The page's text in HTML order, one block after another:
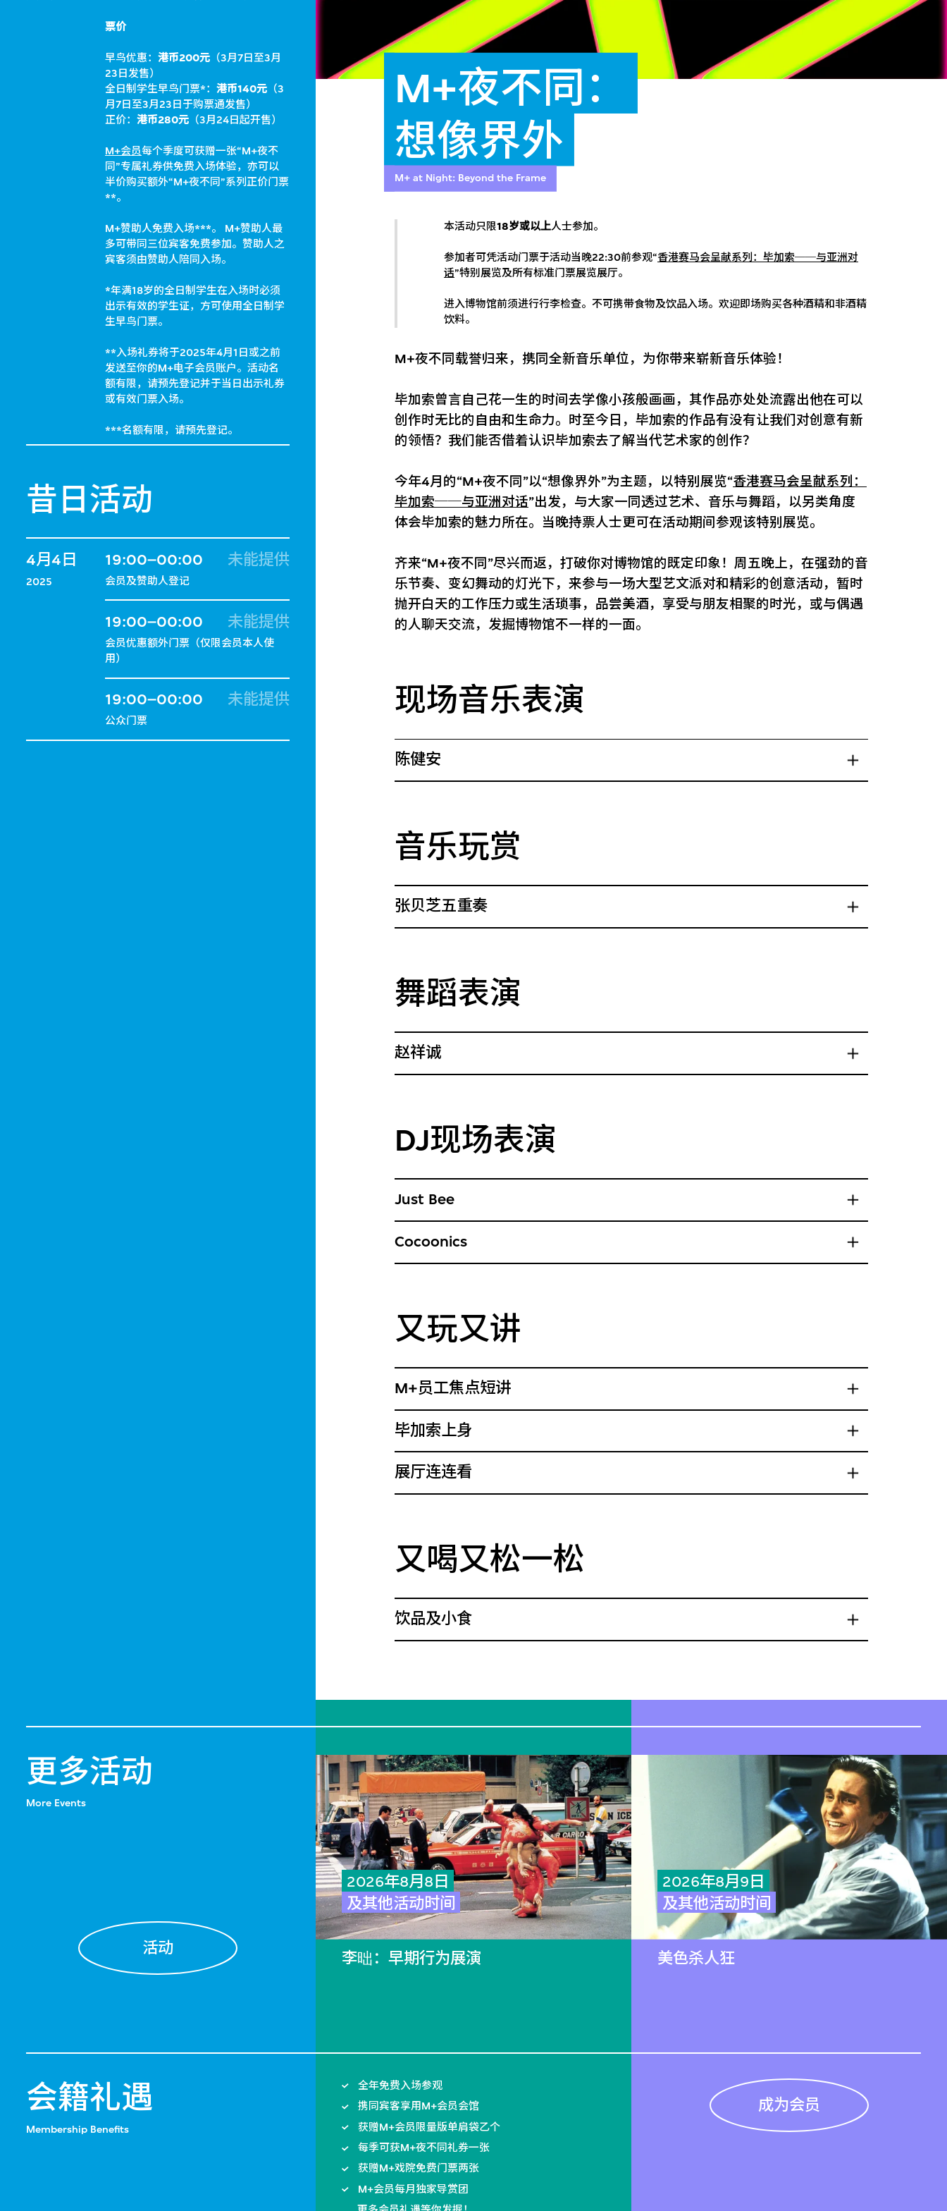
票价
早鸟优惠：港币200元 （3月7日至3月
23日发售）
全日制学生早鸟门票*：港币140元 （3
月7日至3月23日于购票通发售）
正价：港币280元 （3月24日起开售）
M+会员每个季度可获赠一张“M+夜不
同”专属礼券供免费入场体验，亦可以
半价购买额外“M+夜不同”系列正价门票
**。
M+赞助人免费入场***。 M+赞助人最
多可带同三位宾客免费参加。赞助人之
宾客须由赞助人陪同入场。
*年满18岁的全日制学生在入场时必须
出示有效的学生证，方可使用全日制学
生早鸟门票。
**入场礼券将于2025年4月1日或之前
发送至你的M+电子会员账户。活动名
额有限，请预先登记并于当日出示礼券
或有效门票入场。
***名额有限，请预先登记。
昔日活动
4月4日
2025
19:00–00:00 未能提供
会员及赞助人登记
19:00–00:00 未能提供
会员优惠额外门票（仅限会员本人使
用）
19:00–00:00 未能提供
公众门票
M+夜不同：
想像界外
M+ at Night: Beyond the Frame
本活动只限18岁或以上人士参加。
参加者可凭活动门票于活动当晚22:30前参观“香港赛马会呈献系列： 毕加索──与亚洲对
话”特别展览及所有标准门票展览展厅。
进入博物馆前须进行行李检查。不可携带食物及饮品入场。欢迎即场购买各种酒精和非酒精
饮料。
M+夜不同载誉归来，携同全新音乐单位，为你带来崭新音乐体验！
毕加索曾言自己花一生的时间去学像小孩般画画，其作品亦处处流露出他在可以
创作时无比的自由和生命力。时至今日，毕加索的作品有没有让我们对创意有新
的领悟？我们能否借着认识毕加索去了解当代艺术家的创作？
今年4月的“M+夜不同”以“想像界外”为主题，以特别展览“香港赛马会呈献系列：
毕加索──与亚洲对话”出发，与大家一同透过艺术、音乐与舞蹈，以另类角度
体会毕加索的魅力所在。当晚持票人士更可在活动期间参观该特别展览。
齐来“M+夜不同”尽兴而返，打破你对博物馆的既定印象！周五晚上，在强劲的音
乐节奏、变幻舞动的灯光下，来参与一场大型艺文派对和精彩的创意活动，暂时
抛开白天的工作压力或生活琐事，品尝美酒，享受与朋友相聚的时光，或与偶遇
的人聊天交流，发掘博物馆不一样的一面。
现场音乐表演
陈健安
音乐玩赏
张贝芝五重奏
舞蹈表演
赵祥诚
DJ现场表演
Just Bee
Cocoonics
又玩又讲
M+员工焦点短讲
毕加索上身
展厅连连看
又喝又松一松
饮品及小食
更多活动
More Events
活动
2026年8月8日
及其他活动时间
李昢：早期行为展演
2026年8月9日
及其他活动时间
美色杀人狂
会籍礼遇
Membership Benefits
全年免费入场参观
携同宾客享用M+会员会馆
获赠M+会员限量版单肩袋乙个
每季可获M+夜不同礼券一张
获赠M+戏院免费门票两张
M+会员每月独家导赏团
成为会员